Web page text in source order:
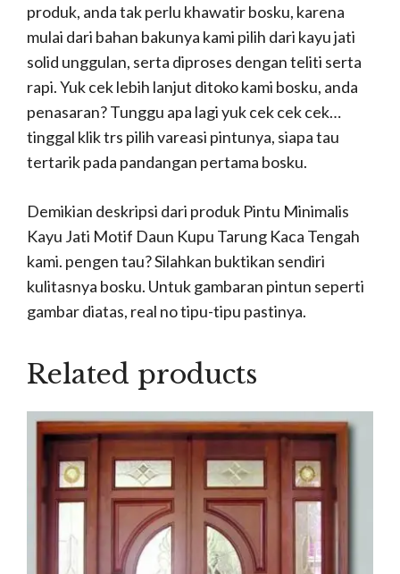
produk, anda tak perlu khawatir bosku, karena
mulai dari bahan bakunya kami pilih dari kayu jati
solid unggulan, serta diproses dengan teliti serta
rapi. Yuk cek lebih lanjut ditoko kami bosku, anda
penasaran? Tunggu apa lagi yuk cek cek cek…
tinggal klik trs pilih vareasi pintunya, siapa tau
tertarik pada pandangan pertama bosku.
Demikian deskripsi dari produk Pintu Minimalis
Kayu Jati Motif Daun Kupu Tarung Kaca Tengah
kami. pengen tau? Silahkan buktikan sendiri
kulitasnya bosku. Untuk gambaran pintun seperti
gambar diatas, real no tipu-tipu pastinya.
Related products